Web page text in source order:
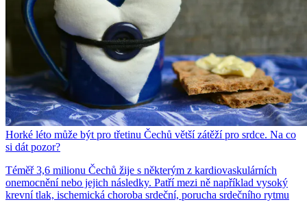
Horké léto může být pro třetinu Čechů větší zátěží pro srdce. Na co
si dát pozor?
Téměř 3,6 milionu Čechů žije s některým z kardiovaskulárních
onemocnění nebo jejich následky. Patří mezi ně například vysoký
krevní tlak, ischemická choroba srdeční, porucha srdečního rytmu